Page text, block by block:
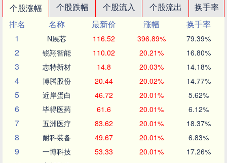
个股涨幅 个股跌幅 个股流入 个股流出
换手率
排名
名称 最新价 涨幅
换手率
1
N展芯 116.52 396.89% 79.39%
2 锐翔智能 110.02 20.21% 16.80%
3 志特新材 14.8 20.03% 14.18%
4 博腾股份 20.44 20.02% 14.77%
5 近岸蛋白 46.72 20.01% 5.62%
6 毕得医药 61.6 20.01% 6.12%
7 五洲医疗 83.62 20.01% 18.37%
8 耐科装备 49.67 20.01% 6.83%
9 一博科技 53.33 20.01% 17.26%